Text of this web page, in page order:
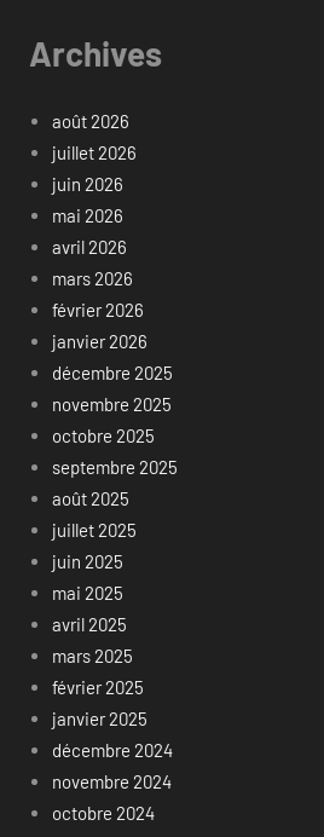
Archives
août 2026
juillet 2026
juin 2026
mai 2026
avril 2026
mars 2026
février 2026
janvier 2026
décembre 2025
novembre 2025
octobre 2025
septembre 2025
août 2025
juillet 2025
juin 2025
mai 2025
avril 2025
mars 2025
février 2025
janvier 2025
décembre 2024
novembre 2024
octobre 2024